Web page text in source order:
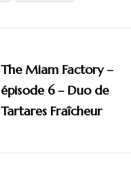
The Miam Factory –
épisode 6 – Duo de
Tartares Fraîcheur